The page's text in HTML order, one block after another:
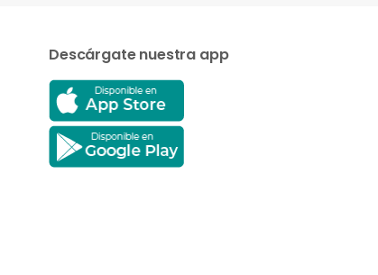
Descárgate nuestra app